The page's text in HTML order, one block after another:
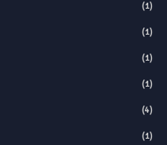
(1)
(1)
(1)
(1)
(4)
(1)